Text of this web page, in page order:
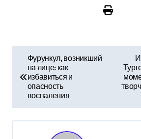
и
Фурункул, возникший
на лице: как
избавиться и
опасность
воспаления